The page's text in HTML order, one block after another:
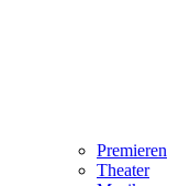
Premieren
Theater